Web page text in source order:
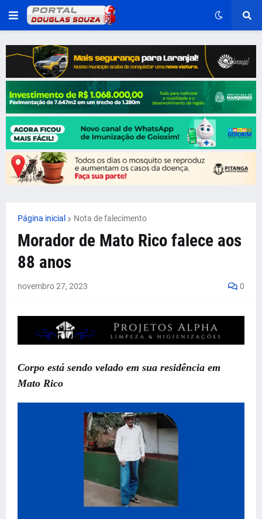
Página inicial Nota de falecimento
Morador de Mato Rico falece aos
88 anos
novembro 27, 2023 0
Corpo está sendo velado em sua residência em
Mato Rico